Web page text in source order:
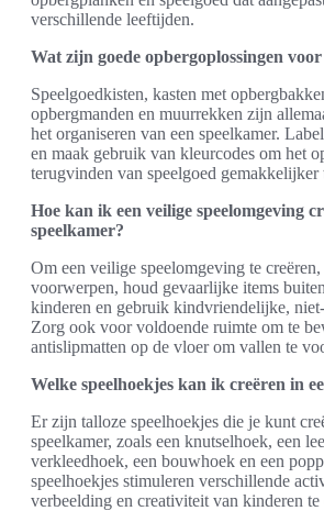
verschillende leeftijden.
Wat zijn goede opbergoplossingen voor
Speelgoedkisten, kasten met
opbergmanden en muurrekken zijn
het organiseren van een speelkamer.
en maak gebruik van kleurcodes om het
terugvinden van speelgoed gemakkelijker
Hoe kan ik een veilige speelomgeving
speelkamer?
Om een veilige speelomgeving te
voorwerpen, houd gevaarlijke items
kinderen en gebruik kindvriendelijke,
Zorg ook voor voldoende ruimte om te
antislipmatten op de vloer om vallen te
Welke speelhoekjes kan ik creëren in
Er zijn talloze speelhoekjes die je kunt
speelkamer, zoals een knutselhoek, een
verkleedhoek, een bouwhoek en een
speelhoekjes stimuleren verschillende
verbeelding en creativiteit van kinderen